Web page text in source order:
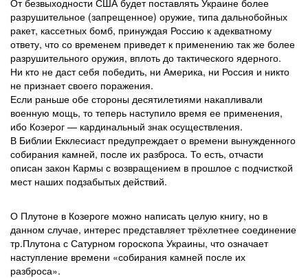
От безвыходности США будет поставлять Украине более
разрушительное (запрещенное) оружие, типа дальнобойных
ракет, кассетных бомб, принуждая Россию к адекватному
ответу, что со временем приведет к применению так же более
разрушительного оружия, вплоть до тактического ядерного.
Ни кто не даст себя победить, ни Америка, ни Россия и никто
не признает своего поражения.
Если раньше обе стороны десятилетиями накапливали
военную мощь, то теперь наступило время ее применения,
ибо Козерог — кардинальный знак осуществления.
В Библии Екклесиаст предупреждает о времени вынужденного
собирания камней, после их разброса. То есть, отчасти
описан закон Кармы с возвращением в прошлое с подчисткой
мест наших подзабытых действий.
О Плутоне в Козероге можно написать целую книгу, но в
данном случае, интерес представляет трёхлетнее соединение
тр.Плутона с Сатурном гороскопа Украины, что означает
наступление времени «собирания камней после их
разброса».